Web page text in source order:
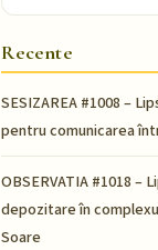
Recente
SESIZAREA #1008 –
pentru comunicarea
OBSERVATIA #1018 –
depozitare în
Soare